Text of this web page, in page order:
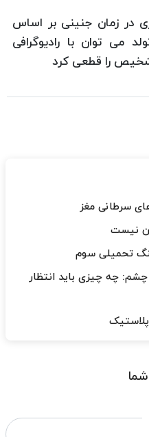
زمان جنینی بر اساس
می توان با رادیوگرافی
را قطعی کرد
سرطانی مغز
نیست
چه چیزی باید انتظار